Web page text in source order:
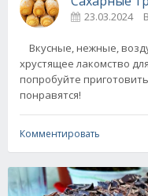
23.03.2024
Вкусные, нежные,
хрустящее лакомство
попробуйте
Комментировать